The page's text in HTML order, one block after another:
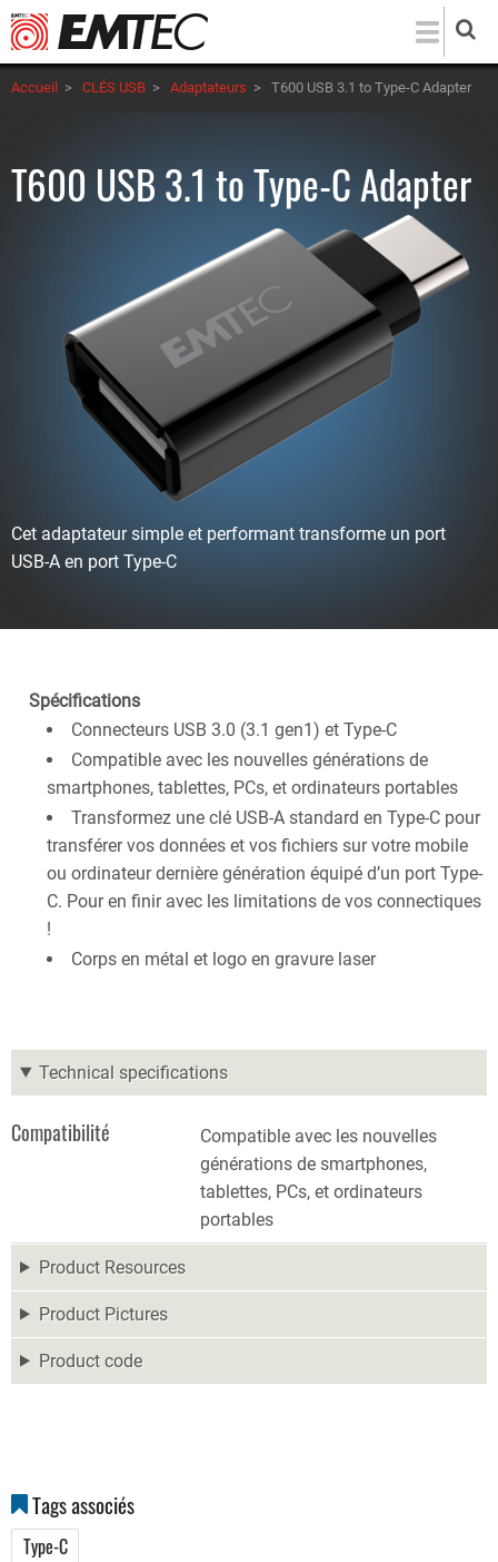
Aller
au
contenu
principal
Accueil > CLÉS USB > Adaptateurs > T600 USB 3.1 to Type-C Adapter
T600 USB 3.1 to Type-C Adapter
Cet adaptateur simple et performant transforme un port
USB-A en port Type-C
Spécifications
Connecteurs USB 3.0 (3.1 gen1) et Type-C
Compatible avec les nouvelles générations de
smartphones, tablettes, PCs, et ordinateurs portables
Transformez une clé USB-A standard en Type-C pour
transférer vos données et vos fichiers sur votre mobile
ou ordinateur dernière génération équipé d’un port Type-
C. Pour en finir avec les limitations de vos connectiques
!
Corps en métal et logo en gravure laser
Technical specifications
Compatibilité
Compatible avec les nouvelles
générations de smartphones,
tablettes, PCs, et ordinateurs
portables
Product Resources
Product Pictures
Product code
Tags associés
Type-C